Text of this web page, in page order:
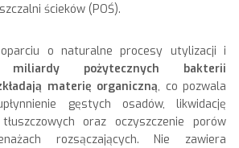
ścieków (POŚ).
o naturalne procesy utylizacji i
miliardy pożytecznych bakterii
materię organiczną, co pozwala
gęstych osadów, likwidację
oraz oczyszczenie porów
rozsączających. Nie zawiera